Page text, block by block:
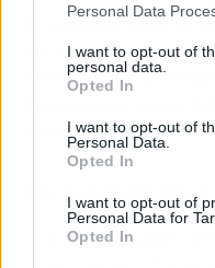
Personal Data
I want to opt-out of
personal data.
Opted In
I want to opt-out of
Personal Data.
Opted In
I want to opt-out of
Personal Data for
Opted In
lo que está claro es
sin el streaming. Y
ha colado en la
alfombra roja.
El resumen para
¿Qué ha pasado?